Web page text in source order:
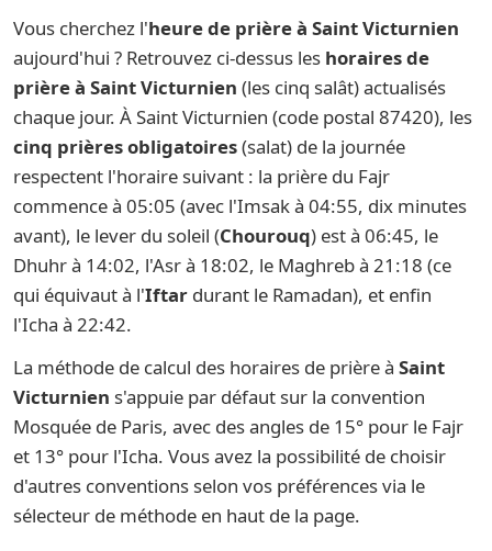
Vous cherchez l'heure de prière à Saint Victurnien
aujourd'hui ? Retrouvez ci-dessus les horaires de
prière à Saint Victurnien (les cinq salât) actualisés
chaque jour. À Saint Victurnien (code postal 87420), les
cinq prières obligatoires(salat) de la journée
respectent l'horaire suivant : la prière du Fajr
commence à 05:05 (avec l'Imsak à 04:55, dix minutes
avant), le lever du soleil (Chourouq) est à 06:45, le
Dhuhr à 14:02, l'Asr à 18:02, le Maghreb à 21:18 (ce
qui équivaut à l'Iftar durant le Ramadan), et enfin
l'Icha à 22:42.
La méthode de calcul des horaires de prière à Saint
Victurnien s'appuie par défaut sur la convention
Mosquée de Paris, avec des angles de 15° pour le Fajr
et 13° pour l'Icha. Vous avez la possibilité de choisir
d'autres conventions selon vos préférences via le
sélecteur de méthode en haut de la page.